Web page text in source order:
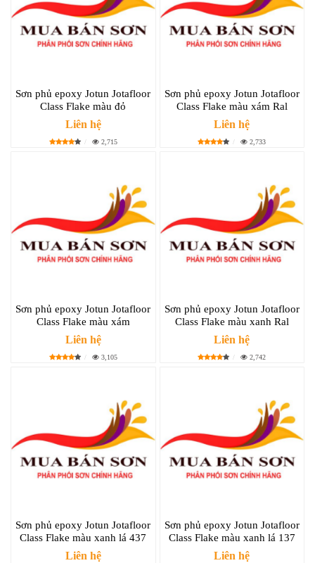
Sơn phủ epoxy Jotun Jotafloor
Class Flake màu đỏ
Liên hệ
2,715
Sơn phủ epoxy Jotun Jotafloor
Class Flake màu xám Ral
Liên hệ
2,733
Sơn phủ epoxy Jotun Jotafloor
Class Flake màu xám
Liên hệ
3,105
Sơn phủ epoxy Jotun Jotafloor
Class Flake màu xanh Ral
Liên hệ
2,742
Sơn phủ epoxy Jotun Jotafloor
Class Flake màu xanh lá 437
Liên hệ
Sơn phủ epoxy Jotun Jotafloor
Class Flake màu xanh lá 137
Liên hệ